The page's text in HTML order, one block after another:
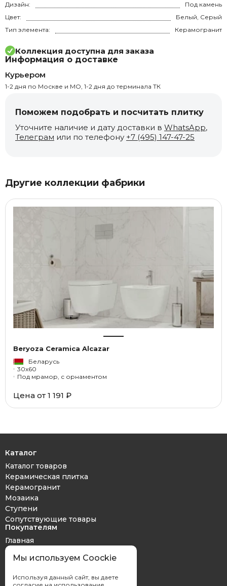
Дизайн:
Под камень
Цвет:
Белый, Серый
Тип элемента:
Керамогранит
Коллекция доступна для заказа
Информация о доставке
Курьером
1-2 дня по Москве и МО, 1-2 дня до терминала ТК
Поможем подобрать и посчитать плитку
Уточните наличие и дату доставки в WhatsApp,
Телеграм или по телефону +7 (495) 147-47-25
Другие коллекции фабрики
Beryoza Ceramica Alcazar
Беларусь
30x60
Под мрамор, с орнаментом
Цена от 1 191 ₽
Каталог
Каталог товаров
Керамическая плитка
Керамогранит
Мозаика
Ступени
Сопутствующие товары
Покупателям
Главная
Дизайн проект
Оплата и доставка
Контакты
Мы используем Coockie
Используя данный сайт, вы даете